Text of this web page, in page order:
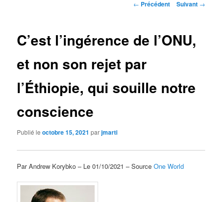
Navigation
← Précédent Suivant →
C’est l’ingérence de l’ONU,
et non son rejet par
l’Éthiopie, qui souille notre
conscience
Publié leoctobre 15, 2021 parjmarti
Par Andrew Korybko – Le 01/10/2021 – SourceOne World